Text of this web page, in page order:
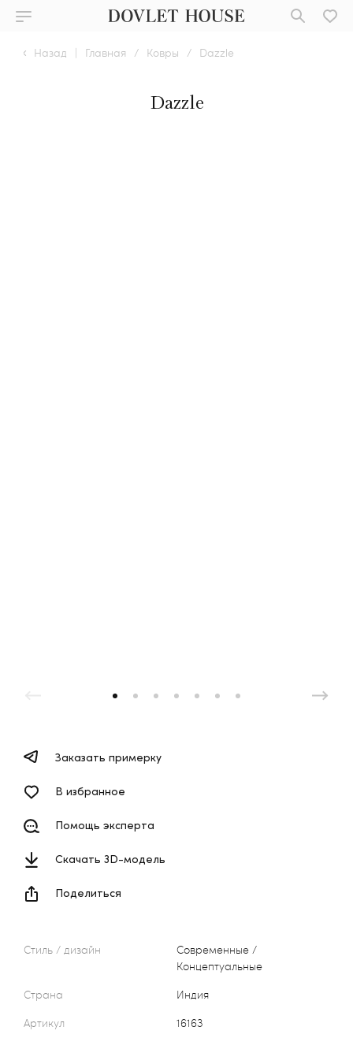
Назад | Главная / Ковры / Dazzle
Dazzle
Стиль / дизайн
Современные /
Концептуальные
Страна
Индия
Артикул
16163
Заказать примерку
В избранное
Помощь эксперта
Скачать 3D-модель
Поделиться